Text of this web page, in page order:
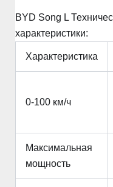
BYD Song L
характеристики:
Характеристика
0-100 км/ч
Максимальная
мощность